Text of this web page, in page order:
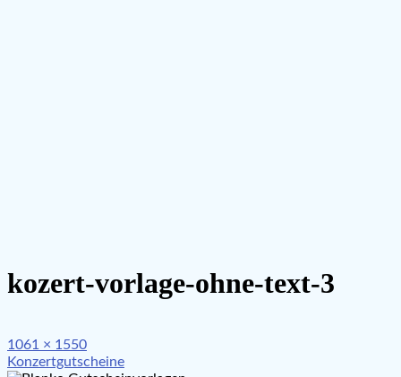
kozert-vorlage-ohne-text-3
Full
size
1061 × 1550
Beitragsnavigation
Konzertgutscheine